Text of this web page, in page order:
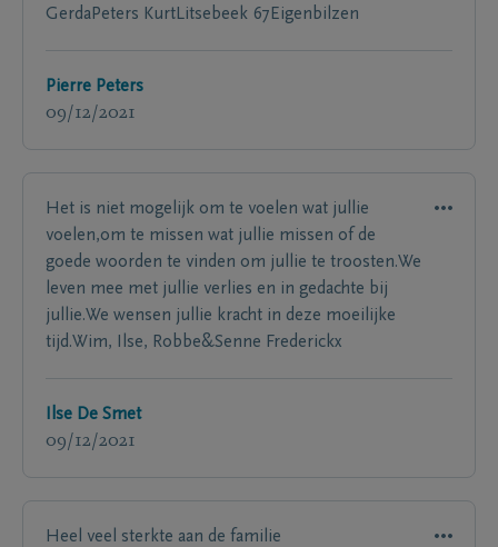
GerdaPeters KurtLitsebeek 67Eigenbilzen
Pierre Peters
09/12/2021
Het is niet mogelijk om te voelen wat jullie
voelen,om te missen wat jullie missen of de
goede woorden te vinden om jullie te troosten.We
leven mee met jullie verlies en in gedachte bij
jullie.We wensen jullie kracht in deze moeilijke
tijd.Wim, Ilse, Robbe&Senne Frederickx
Ilse De Smet
09/12/2021
Heel veel sterkte aan de familie